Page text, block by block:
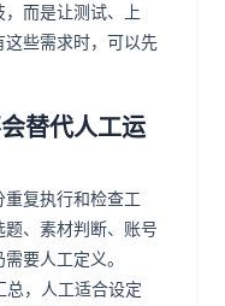
而是让测试、上
些需求时，可以先
替代人工运
复执行和检查工
、素材判断、账号
要人工定义。
，人工适合设定